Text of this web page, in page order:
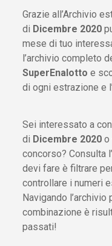
Grazie all’Archivio
di Dicembre 2020
mese di tuo
l’archivio completo
SuperEnalotto e
di ogni estrazione e
Sei interessato a
di Dicembre 2020 o
concorso? Consulta
devi fare è filtrare
controllare i numeri
Navigando
combinazione è
passati!